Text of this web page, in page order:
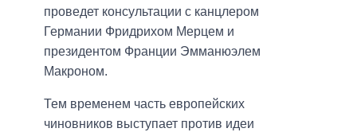
проведет консультации с канцлером
Германии Фридрихом Мерцем и
президентом Франции Эмманюэлем
Макроном.
Тем временем часть европейских
чиновников выступает против идеи